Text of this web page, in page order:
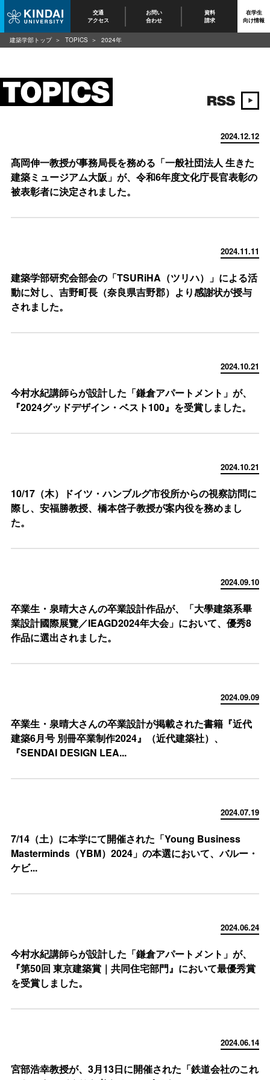
交通
アクセス
お問い
合わせ
資料
請求
在学生
向け情報
2024.12.12
髙岡伸一教授が事務局長を務める「一般社団法人 生きた
建築ミュージアム大阪」が、令和6年度文化庁長官表彰の
被表彰者に決定されました。
2024.11.11
建築学部研究会部会の「TSURiHA（ツリハ）」による活
動に対し、吉野町長（奈良県吉野郡）より感謝状が授与
されました。
2024.10.21
今村水紀講師らが設計した「鎌倉アパートメント」が、
『2024グッドデザイン・ベスト100』を受賞しました。
2024.10.21
10/17（木）ドイツ・ハンブルグ市役所からの視察訪問に
際し、安福勝教授、橋本啓子教授が案内役を務めまし
た。
2024.09.10
卒業生・泉晴大さんの卒業設計作品が、「大學建築系畢
業設計國際展覽／IEAGD2024年大会」において、優秀8
作品に選出されました。
2024.09.09
卒業生・泉晴大さんの卒業設計が掲載された書籍『近代
建築6月号 別冊卒業制作2024』（近代建築社）、
『SENDAI DESIGN LEA...
2024.07.19
7/14（土）に本学にて開催された「Young Business
Masterminds（YBM）2024」の本選において、バルー・
ケビ...
2024.06.24
今村水紀講師らが設計した「鎌倉アパートメント」が、
『第50回 東京建築賞｜共同住宅部門』において最優秀賞
を受賞しました。
2024.06.14
宮部浩幸教授が、3月13日に開催された「鉄道会社のこれ
建築学部トップ TOPICS 2024年